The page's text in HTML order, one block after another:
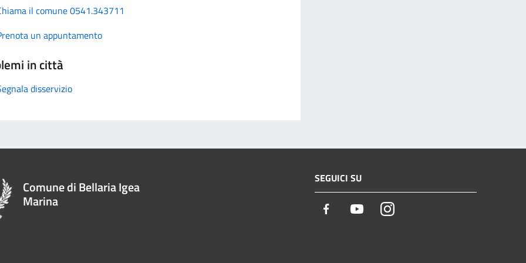
il comune 0541.343711
un appuntamento
in città
disservizio
Comune di Bellaria Igea
Marina
SEGUICI SU
Facebook YoutubeInstagram